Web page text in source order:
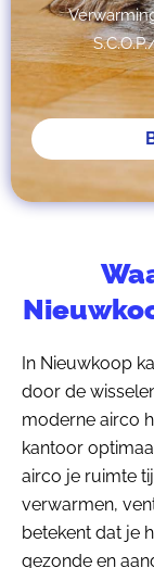
In Nieuwkoop
door de
moderne airco
kantoor
airco je ruimte
verwarmen,
betekent dat je
gezonde en